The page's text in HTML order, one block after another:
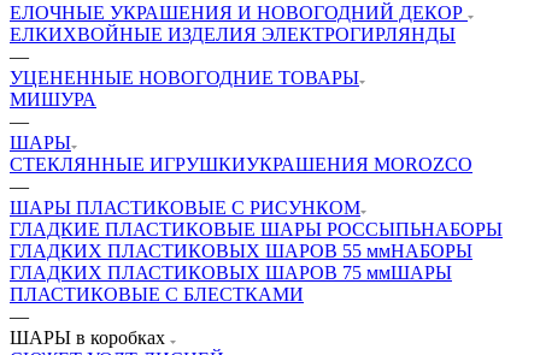
ЕЛОЧНЫЕ УКРАШЕНИЯ И НОВОГОДНИЙ ДЕКОР
ЕЛКИХВОЙНЫЕ ИЗДЕЛИЯ ЭЛЕКТРОГИРЛЯНДЫ
—
УЦЕНЕННЫЕ НОВОГОДНИЕ ТОВАРЫ
МИШУРА
—
ШАРЫ
СТЕКЛЯННЫЕ ИГРУШКИУКРАШЕНИЯ MOROZCO
—
ШАРЫ ПЛАСТИКОВЫЕ С РИСУНКОМ
ГЛАДКИЕ ПЛАСТИКОВЫЕ ШАРЫ РОССЫПЬНАБОРЫ
ГЛАДКИХ ПЛАСТИКОВЫХ ШАРОВ 55 ммНАБОРЫ
ГЛАДКИХ ПЛАСТИКОВЫХ ШАРОВ 75 ммШАРЫ
ПЛАСТИКОВЫЕ С БЛЕСТКАМИ
—
ШАРЫ в коробках